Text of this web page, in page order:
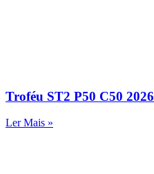
Troféu ST2 P50 C50 2026
Ler Mais »